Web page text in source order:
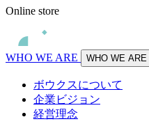
Online store
WHO WE ARE WHO WE ARE
ボウクスについて
企業ビジョン
経営理念